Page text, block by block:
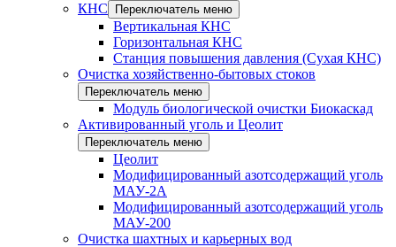
КНС
Переключатель меню
Вертикальная КНС
Горизонтальная КНС
Станция повышения давления (Сухая КНС)
Очистка хозяйственно-бытовых стоков
Переключатель меню
Модуль биологической очистки Биокаскад
Активированный уголь и Цеолит
Переключатель меню
Цеолит
Модифицированный азотсодержащий уголь
МАУ-2А
Модифицированный азотсодержащий уголь
МАУ-200
Очистка шахтных и карьерных вод